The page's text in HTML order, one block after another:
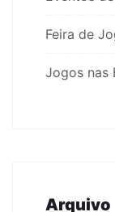
Feira de
Jogos nas
Arquivo